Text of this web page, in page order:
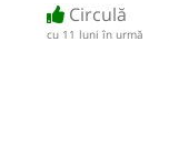
Circulă
cu 11 luni în urmă